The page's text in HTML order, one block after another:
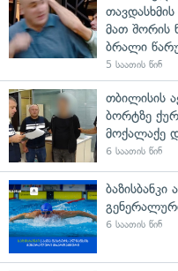
მათ შორის
ბრალი
5 საათის წინ
თბილისის
ბორტზე
მოქალაქე
6 საათის წინ
ბაზისბანკი
6 საათის წინ